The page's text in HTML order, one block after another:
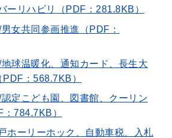
ーリハビリ（PDF：281.8KB）
女共同参画推進（PDF：
球温暖化、通知カード、長生大
：568.7KB）
定こども園、図書館、クーリン
784.7KB）
ホーリーホック、自動車税、入札